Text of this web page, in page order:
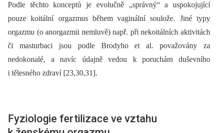
Podle těchto konceptů je evolučně „správný“ a uspokojující
pouze koitální orgazmus během vaginální soulože. Jiné typy
orgazmu (o anorgazmii nemluvě) např. při nekoitálních aktivitách
či masturbaci jsou podle Brodyho et al. považovány za
nedokonalé, a navíc údajně vedou k poruchám duševního
i tělesného zdraví [23,30,31].
Fyziologie fertilizace ve vztahu